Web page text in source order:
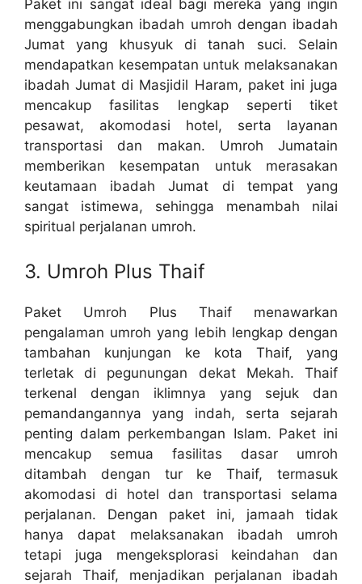
Paket ini sangat ideal bagi mereka yang ingin
menggabungkan ibadah umroh dengan ibadah
Jumat yang khusyuk di tanah suci. Selain
mendapatkan kesempatan untuk melaksanakan
ibadah Jumat di Masjidil Haram, paket ini juga
mencakup fasilitas lengkap seperti tiket
pesawat, akomodasi hotel, serta layanan
transportasi dan makan. Umroh Jumatain
memberikan kesempatan untuk merasakan
keutamaan ibadah Jumat di tempat yang
sangat istimewa, sehingga menambah nilai
spiritual perjalanan umroh.
3. Umroh Plus Thaif
Paket Umroh Plus Thaif menawarkan
pengalaman umroh yang lebih lengkap dengan
tambahan kunjungan ke kota Thaif, yang
terletak di pegunungan dekat Mekah. Thaif
terkenal dengan iklimnya yang sejuk dan
pemandangannya yang indah, serta sejarah
penting dalam perkembangan Islam. Paket ini
mencakup semua fasilitas dasar umroh
ditambah dengan tur ke Thaif, termasuk
akomodasi di hotel dan transportasi selama
perjalanan. Dengan paket ini, jamaah tidak
hanya dapat melaksanakan ibadah umroh
tetapi juga mengeksplorasi keindahan dan
sejarah Thaif, menjadikan perjalanan ibadah